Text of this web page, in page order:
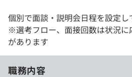
個別で面談・説明会日程を設定し
※選考フロー、面接回数は状況に
があります
職務内容